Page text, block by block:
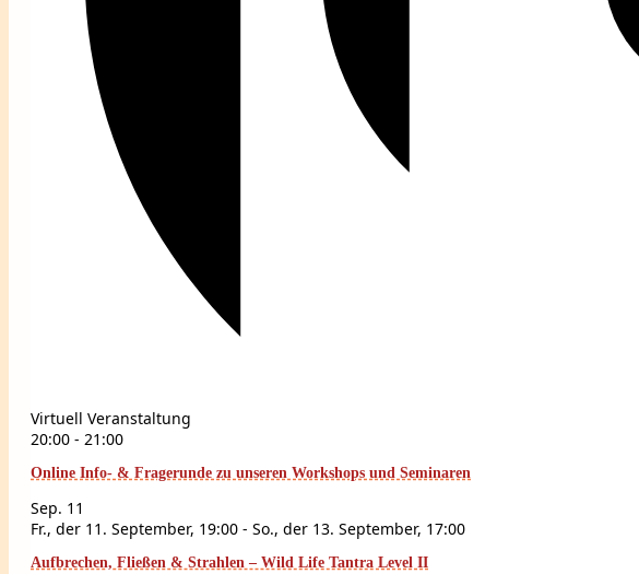
Virtuell Veranstaltung
20:00 - 21:00
Online Info- & Fragerunde zu unseren Workshops und Seminaren
Sep. 11
Fr., der 11. September, 19:00 - So., der 13. September, 17:00
Aufbrechen, Fließen & Strahlen – Wild Life Tantra Level II